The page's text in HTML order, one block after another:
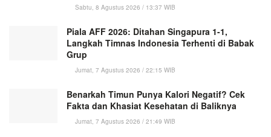
Sabtu, 8 Agustus 2026 / 13:37 WIB
Piala AFF 2026: Ditahan Singapura 1-1,
Langkah Timnas Indonesia Terhenti di Babak
Grup
Jumat, 7 Agustus 2026 / 22:15 WIB
Benarkah Timun Punya Kalori Negatif? Cek
Fakta dan Khasiat Kesehatan di Baliknya
Jumat, 7 Agustus 2026 / 21:49 WIB